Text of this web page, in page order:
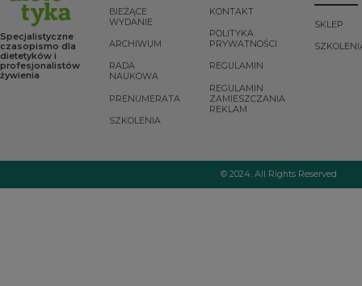
Zaburzeń
Metabolicznych i
Dietetyki Klinicznej
Uniwersytetu
Medycznego im.
Karola
Specjalistyczne
czasopismo dla
dietetyków i
profesjonalistów
żywienia
BIEŻĄCE
WYDANIE
ARCHIWUM
RADA
NAUKOWA
PRENUMERATA
SZKOLENIA
KONTAKT
POLITYKA
PRYWATNOŚCI
REGULAMIN
REGULAMIN
ZAMIESZCZANIA
REKLAM
SKLEP
© 2024. All Rights Reserved